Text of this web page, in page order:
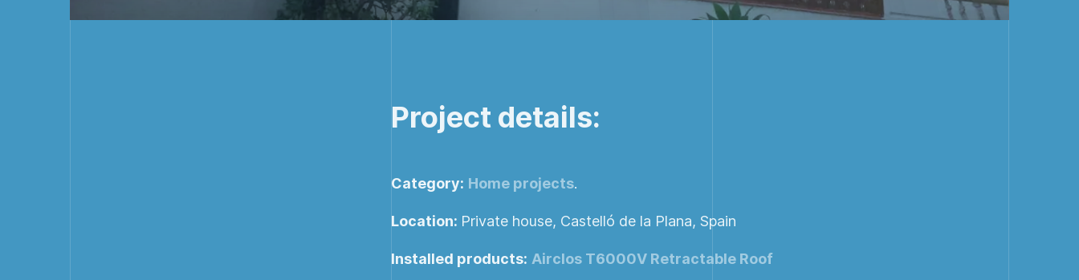
Project details:
Category: Home projects.
Location: Private house, Castelló de la Plana, Spain
Installed products: Airclos T6000V Retractable Roof